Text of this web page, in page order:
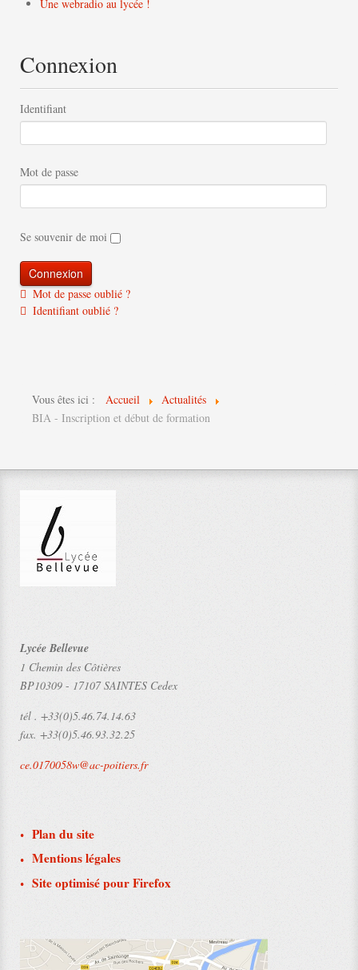
Une webradio au lycée !
Connexion
Identifiant
Mot de passe
Se souvenir de moi
Mot de passe oublié ?
Identifiant oublié ?
Vous êtes ici : Accueil
Actualités
BIA - Inscription et début de formation
Lycée Bellevue
1 Chemin des Côtières
BP10309 - 17107 SAINTES Cedex
tél . +33(0)5.46.74.14.63
fax. +33(0)5.46.93.32.25
ce.0170058w@ac-poitiers.fr
Plan du site
Mentions légales
Site optimisé pour Firefox